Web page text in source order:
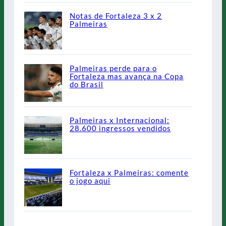
Notas de Fortaleza 3 x 2
Palmeiras
Palmeiras perde para o
Fortaleza mas avança na Copa
do Brasil
Palmeiras x Internacional:
28.600 ingressos vendidos
Fortaleza x Palmeiras: comente
o jogo aqui